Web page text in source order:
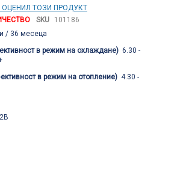
ОЦЕНИЛ ТОЗИ ПРОДУКТ
SKU
101186
/ 36 месеца
в режим на охлаждане) 6.30 -
в режим на отопление) 4.30 -